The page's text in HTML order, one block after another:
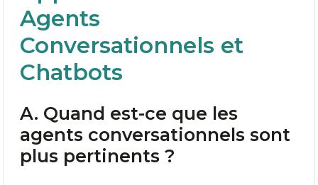
Agents
Conversationnels et
Chatbots
A. Quand est-ce que les
agents conversationnels sont
plus pertinents ?